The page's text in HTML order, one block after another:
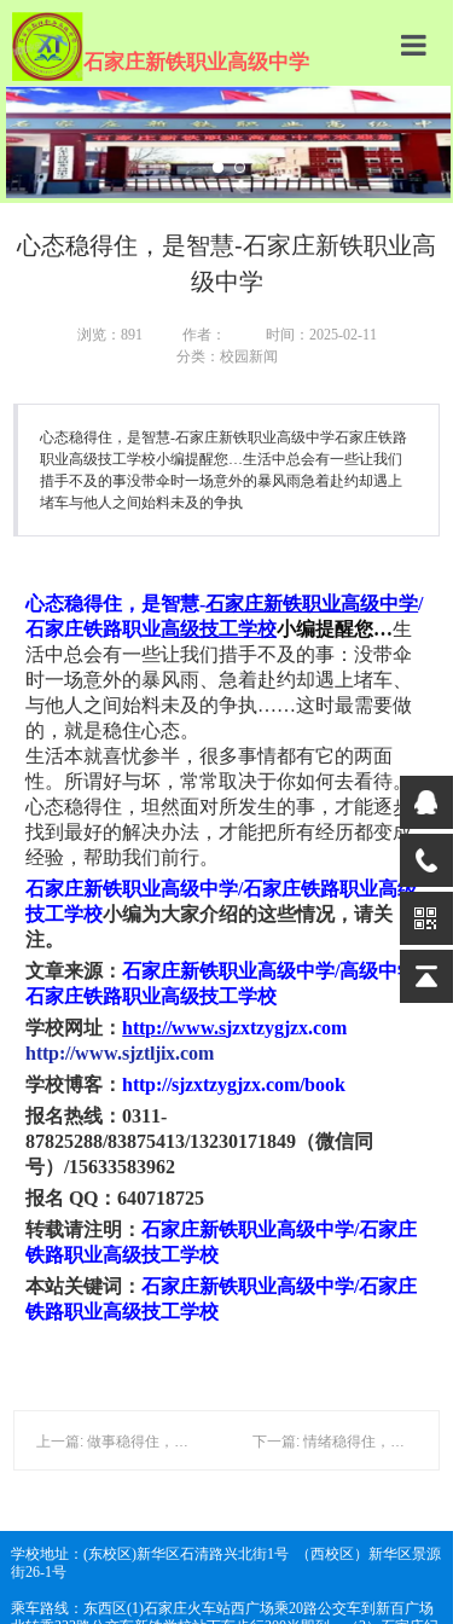
石家庄新铁职业高级中学
欢迎阅看学校招生办网站
心态稳得住，是智慧-石家庄新铁职业高
级中学
浏览：891 作者：
时间：2025-02-11
分类：校园新闻
心态稳得住，是智慧-石家庄新铁职业高级中学石家庄铁路
职业高级技工学校小编提醒您…生活中总会有一些让我们
措手不及的事没带伞时一场意外的暴风雨急着赴约却遇上
堵车与他人之间始料未及的争执
心态稳得住，是智慧-石家庄新铁职业高级中学/
石家庄铁路职业高级技工学校小编提醒您…生
活中总会有一些让我们措手不及的事：没带伞
时一场意外的暴风雨、急着赴约却遇上堵车、
与他人之间始料未及的争执……这时最需要做
的，就是稳住心态。
生活本就喜忧参半，很多事情都有它的两面
性。所谓好与坏，常常取决于你如何去看待。
心态稳得住，坦然面对所发生的事，才能逐步
找到最好的解决办法，才能把所有经历都变成
经验，帮助我们前行。
石家庄新铁职业高级中学/石家庄铁路职业高级
技工学校小编为大家介绍的这些情况，请关
注。
文章来源：石家庄新铁职业高级中学/高级中学/
石家庄铁路职业高级技工学校
学校网址：http://www.sjzxtzygjzx.com
http://www.sjztljix.com
学校博客：http://sjzxtzygjzx.com/book
报名热线：0311-
87825288/83875413/13230171849（微信同
号）/15633583962
报名 QQ：640718725
转载请注明：石家庄新铁职业高级中学/石家庄
铁路职业高级技工学校
本站关键词：石家庄新铁职业高级中学/石家庄
铁路职业高级技工学校
上一篇: 做事稳得住，是底气-石家庄新铁职业高级中学 下一篇: 情绪稳得住，是能力-石家庄新铁职业高级中学
学校地址：(东校区)新华区石清路兴北街1号 （西校区）新华区景源
街26-1号
乘车路线：东西区(1)石家庄火车站西广场乘20路公交车到新百广场